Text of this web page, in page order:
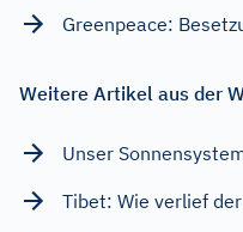
Greenpeace:
Weitere Artikel aus der
Unser
Tibet: Wie verlief